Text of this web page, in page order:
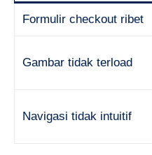
Formulir checkout ribet
Gambar tidak terload
Navigasi tidak intuitif